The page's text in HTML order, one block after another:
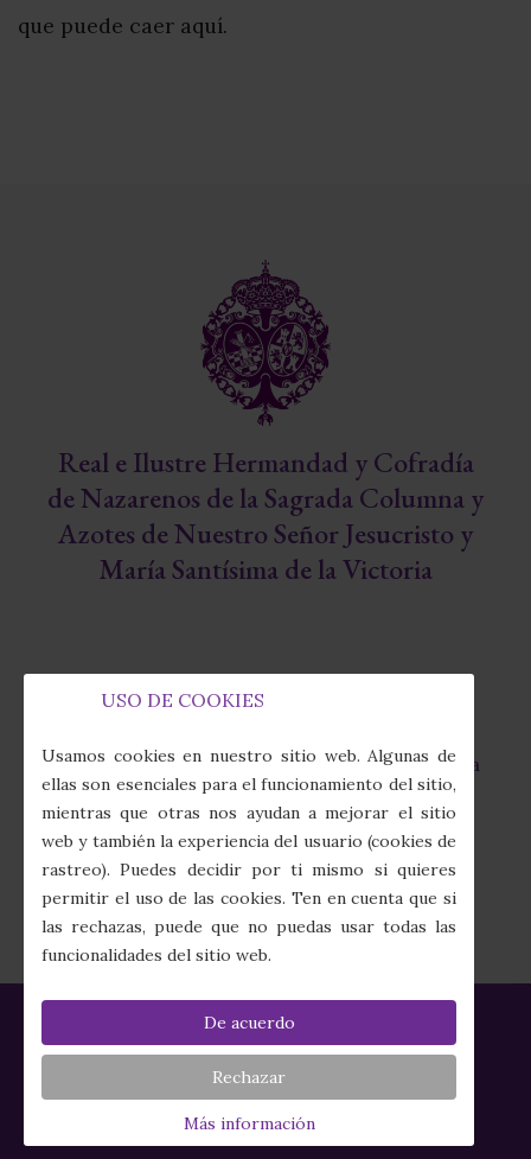
que puede caer aquí.
Real e Ilustre Hermandad y Cofradía
de Nazarenos de la Sagrada Columna y
Azotes de Nuestro Señor Jesucristo y
María Santísima de la Victoria
fas
fa-
map-
marker-
Calle Juan Sebastián Elcano, 7 · 41011 Sevilla
phone-
alt
(+34) 954 274 910
far
fa-
secretaria@columnayazotes.es
USO DE COOKIES
Usamos cookies en nuestro sitio web. Algunas de
ellas son esenciales para el funcionamiento del sitio,
mientras que otras nos ayudan a mejorar el sitio
web y también la experiencia del usuario (cookies de
rastreo). Puedes decidir por ti mismo si quieres
permitir el uso de las cookies. Ten en cuenta que si
las rechazas, puede que no puedas usar todas las
funcionalidades del sitio web.
De acuerdo
Rechazar
Más información